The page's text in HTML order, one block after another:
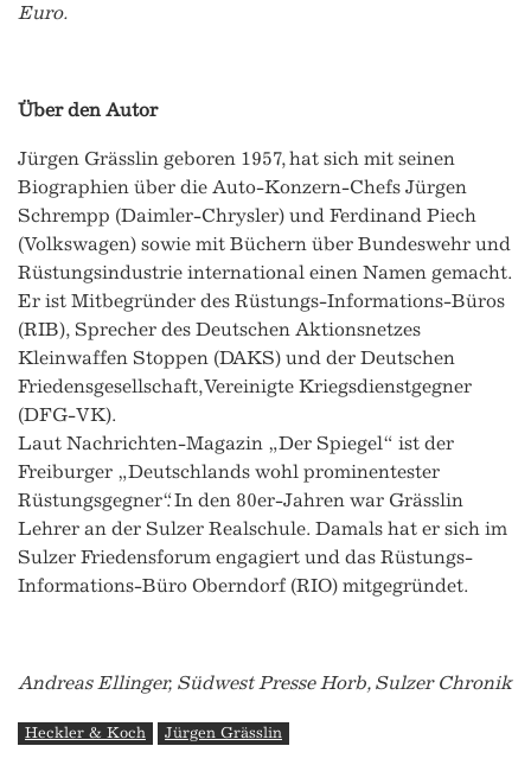
Euro.
Über den Autor
Jürgen Grässlin geboren 1957, hat sich mit seinen
Biographien über die Auto-Konzern-Chefs Jürgen
Schrempp (Daimler-Chrysler) und Ferdinand Piech
(Volkswagen) sowie mit Büchern über Bundeswehr und
Rüstungsindustrie international einen Namen gemacht.
Er ist Mitbegründer des Rüstungs-Informations-Büros
(RIB), Sprecher des Deutschen Aktionsnetzes
Kleinwaffen Stoppen (DAKS) und der Deutschen
Friedensgesellschaft, Vereinigte Kriegsdienstgegner
(DFG-VK).
Laut Nachrichten-Magazin „Der Spiegel“ ist der
Freiburger „Deutschlands wohl prominentester
Rüstungsgegner“. In den 80er-Jahren war Grässlin
Lehrer an der Sulzer Realschule. Damals hat er sich im
Sulzer Friedensforum engagiert und das Rüstungs-
Informations-Büro Oberndorf (RIO) mitgegründet.
Andreas Ellinger, Südwest Presse Horb, Sulzer Chronik
Heckler & Koch Jürgen Grässlin